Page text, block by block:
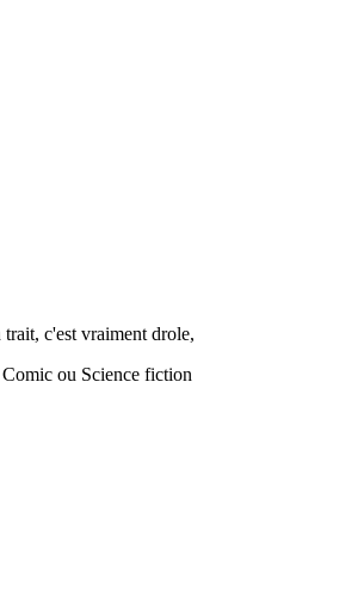
c'est vraiment drole,
Comic ou Science fiction